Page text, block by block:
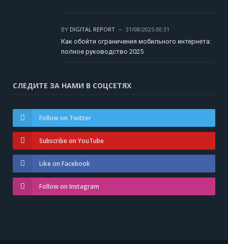
BY DIGITAL REPORT
31/08/2025 00:31
Как обойти ограничения мобильного интернета:
полное руководство 2025
СЛЕДИТЕ ЗА НАМИ В СОЦСЕТЯХ
Follow on Twitter
Subscribe on YouTube
Like on Facebook
Follow on Instagram